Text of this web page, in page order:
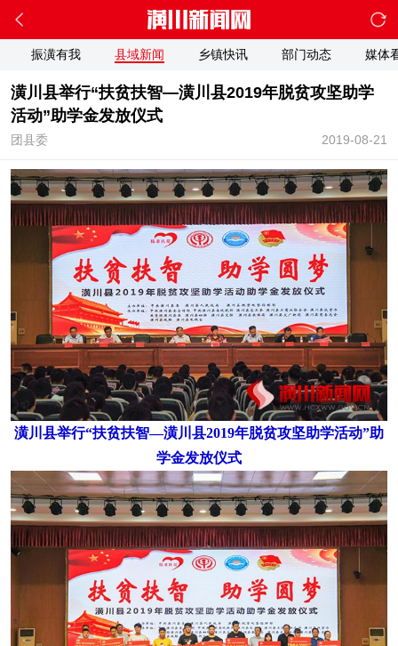
振潢有我 县域新闻 乡镇快讯 部门动态 媒体
潢川县举行“扶贫扶智—潢川县2019年脱贫攻坚助学
活动”助学金发放仪式
2019-08-21
团县委
潢川县举行“扶贫扶智—潢川县2019年脱贫攻坚助学活动”助
学金发放仪式